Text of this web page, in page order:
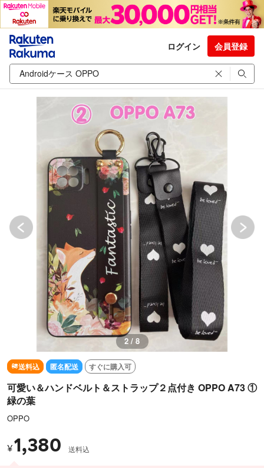
ログイン 会員登録
3 / 8
送料込 匿名配送 すぐに購入可
可愛い＆ハンドベルト＆ストラップ２点付き OPPO A73 ①
緑の葉
OPPO
¥1,380 送料込